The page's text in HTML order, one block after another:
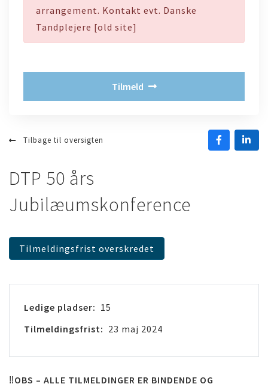
Tilbage til oversigten
DTP 50 års
Jubilæumskonference
Tilmeldingsfrist overskredet
Ledige pladser: 15
Tilmeldingsfrist: 23 maj 2024
‼OBS – ALLE TILMELDINGER ER BINDENDE OG
arrangement. Kontakt evt. Danske
Tandplejere [old site]
Tilmeld